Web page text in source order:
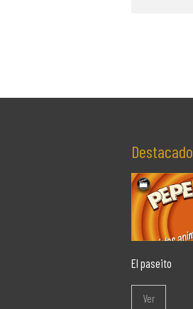
Destacado
El paseito
Ver